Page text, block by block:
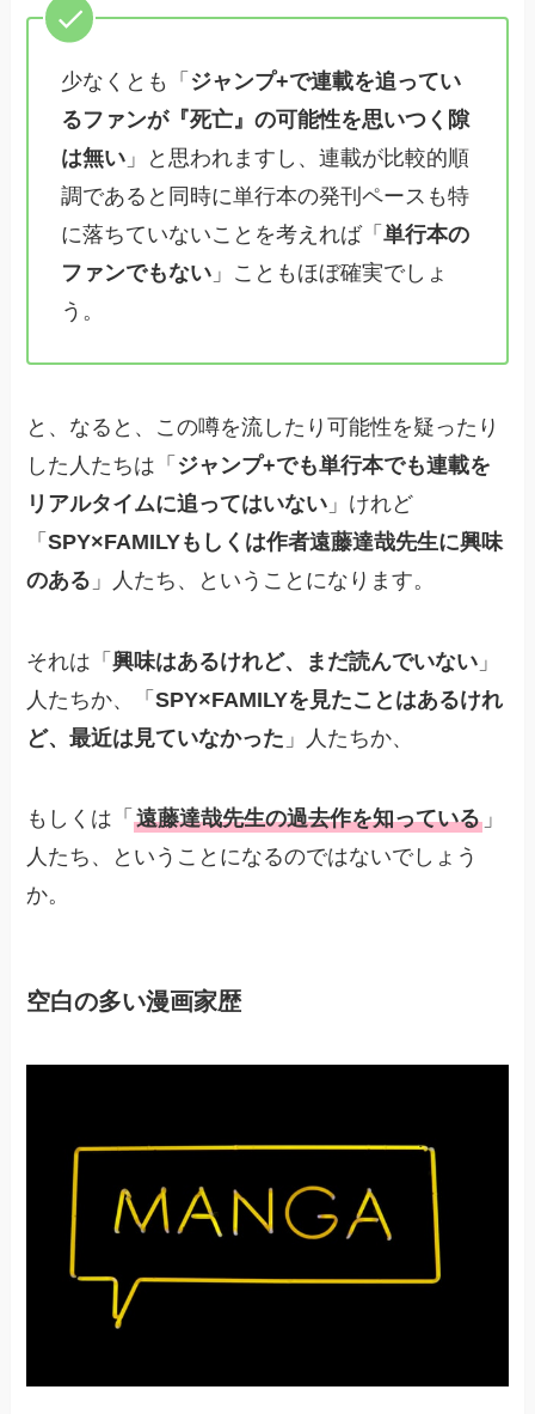
少なくとも「 ジャンプ+で連載を追ってい
るファンが『死亡』の可能性を思いつく隙
は無い 」と思われますし、連載が比較的順
調であると同時に単行本の発刊ペースも特
に落ちていないことを考えれば「単行本の
ファンでもない 」こともほぼ確実でしょ
う。
と、なると、この噂を流したり可能性を疑ったり
した人たちは「 ジャンプ+でも単行本でも連載を
リアルタイムに追ってはいない 」けれど
「SPY×FAMILYもしくは作者遠藤達哉先生に興味
のある 」人たち、ということになります。
それは「興味はあるけれど、まだ読んでいない 」
人たちか、「SPY×FAMILYを見たことはあるけれ
ど、最近は見ていなかった 」人たちか、
もしくは「遠藤達哉先生の過去作を知っている 」
人たち、ということになるのではないでしょう
か。
空白の多い漫画家歴